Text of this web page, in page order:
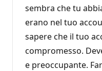
sembra che tu
erano nel tuo
sapere che il tuo
compromesso.
e preoccupante.